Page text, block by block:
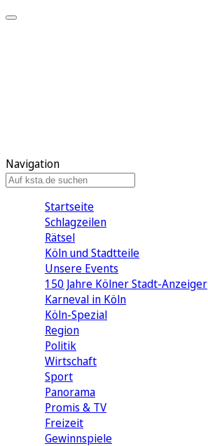
Navigation
Startseite
Schlagzeilen
Rätsel
Köln und Stadtteile
Unsere Events
150 Jahre Kölner Stadt-Anzeiger
Karneval in Köln
Köln-Spezial
Region
Politik
Wirtschaft
Sport
Panorama
Promis & TV
Freizeit
Gewinnspiele